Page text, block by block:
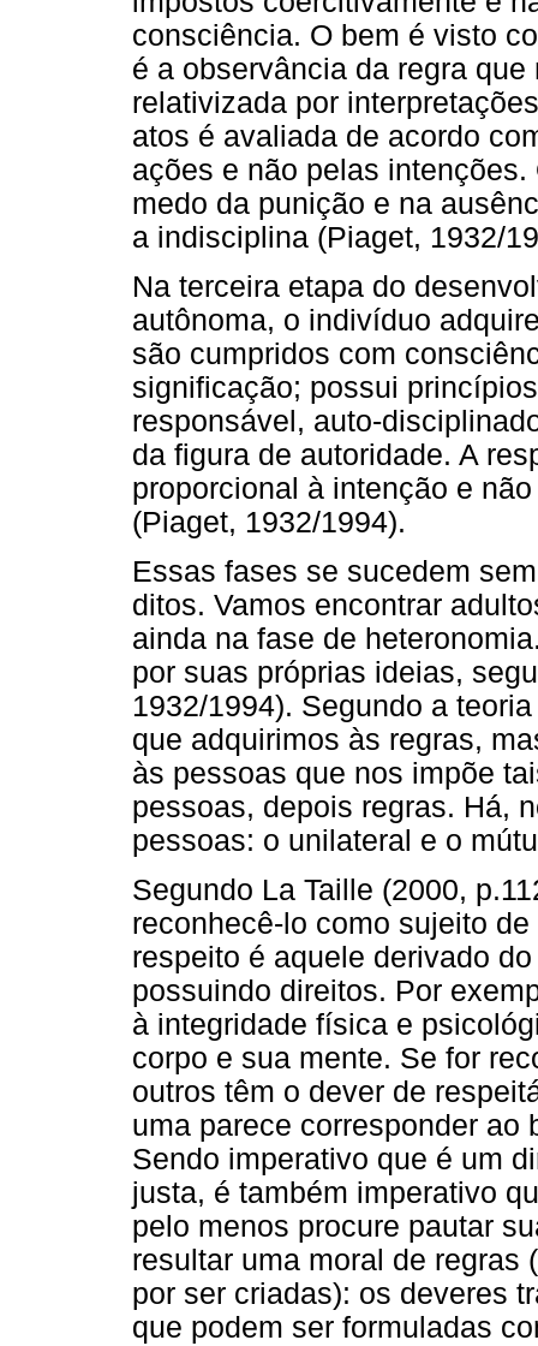
consciência. O bem é visto
é a observância da regra
relativizada por
atos é avaliada de acordo
ações e não pelas
medo da punição e na
a indisciplina (Piaget, 1932/
Na terceira etapa do
autônoma, o indivíduo
são cumpridos com
significação; possui
responsável, auto-
da figura de autoridade. A
proporcional à intenção e
(Piaget, 1932/1994).
Essas fases se sucedem
ditos. Vamos encontrar
ainda na fase de
por suas próprias ideias,
1932/1994). Segundo a
que adquirimos às regras,
às pessoas que nos impõe
pessoas, depois regras. Há,
pessoas: o unilateral e o
Segundo La Taille (2000,
reconhecê-lo como sujeito
respeito é aquele derivado
possuindo direitos. Por
à integridade física e
corpo e sua mente. Se for
outros têm o dever de
uma parece corresponder ao
Sendo imperativo que é um
justa, é também imperativo
pelo menos procure pautar
resultar uma moral de regras
por ser criadas): os deveres
que podem ser formuladas